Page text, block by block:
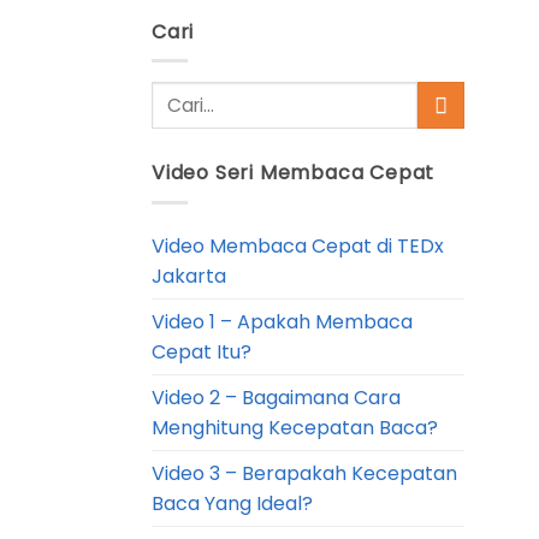
Cari
Video Seri Membaca Cepat
Video Membaca Cepat di TEDx
Jakarta
Video 1 – Apakah Membaca
Cepat Itu?
Video 2 – Bagaimana Cara
Menghitung Kecepatan Baca?
Video 3 – Berapakah Kecepatan
Baca Yang Ideal?